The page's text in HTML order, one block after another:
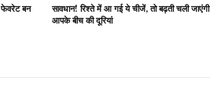
फेवरेट बन
सावधान! रिश्ते में आ गई ये चीजें, तो बढ़ती चली जाएंगी
आपके बीच की दूरियां